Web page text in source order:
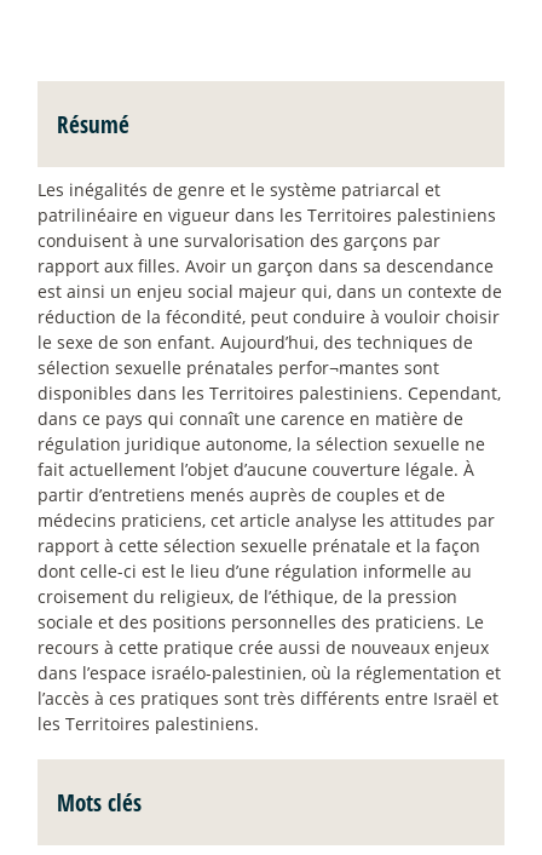
Résumé
Les inégalités de genre et le système patriarcal et
patrilinéaire en vigueur dans les Territoires palestiniens
conduisent à une survalorisation des garçons par
rapport aux filles. Avoir un garçon dans sa descendance
est ainsi un enjeu social majeur qui, dans un contexte de
réduction de la fécondité, peut conduire à vouloir choisir
le sexe de son enfant. Aujourd’hui, des techniques de
sélection sexuelle prénatales perfor¬mantes sont
disponibles dans les Territoires palestiniens. Cependant,
dans ce pays qui connaît une carence en matière de
régulation juridique autonome, la sélection sexuelle ne
fait actuellement l’objet d’aucune couverture légale. À
partir d’entretiens menés auprès de couples et de
médecins praticiens, cet article analyse les attitudes par
rapport à cette sélection sexuelle prénatale et la façon
dont celle-ci est le lieu d’une régulation informelle au
croisement du religieux, de l’éthique, de la pression
sociale et des positions personnelles des praticiens. Le
recours à cette pratique crée aussi de nouveaux enjeux
dans l’espace israélo-palestinien, où la réglementation et
l’accès à ces pratiques sont très différents entre Israël et
les Territoires palestiniens.
Mots clés